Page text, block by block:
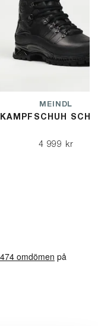
MEINDL
KAMPFSCHUH
4 999 kr